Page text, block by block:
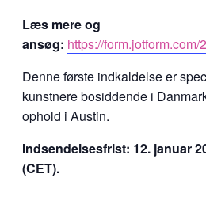
Læs mere og
ansøg: https://
Denne første indkaldelse er
kunstnere bosiddende i
ophold i Austin.
Indsendelsesfrist: 12. januar
(CET).